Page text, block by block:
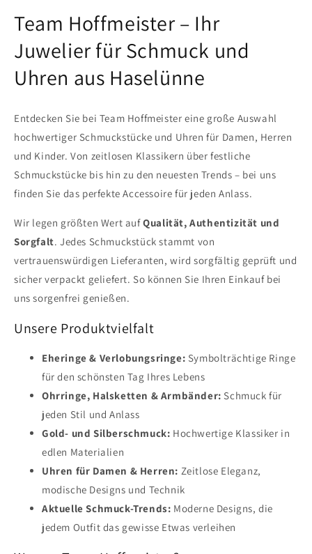
Team Hoffmeister – Ihr
Juwelier für Schmuck und
Uhren aus Haselünne
Entdecken Sie bei Team Hoffmeister eine große Auswahl
hochwertiger Schmuckstücke und Uhren für Damen, Herren
und Kinder. Von zeitlosen Klassikern über festliche
Schmuckstücke bis hin zu den neuesten Trends – bei uns
finden Sie das perfekte Accessoire für jeden Anlass.
Wir legen größten Wert aufQualität, Authentizität und
Sorgfalt. Jedes Schmuckstück stammt von
vertrauenswürdigen Lieferanten, wird sorgfältig geprüft und
sicher verpackt geliefert. So können Sie Ihren Einkauf bei
uns sorgenfrei genießen.
Unsere Produktvielfalt
Eheringe & Verlobungsringe: Symbolträchtige Ringe
für den schönsten Tag Ihres Lebens
Ohrringe, Halsketten & Armbänder: Schmuck für
jeden Stil und Anlass
Gold- und Silberschmuck: Hochwertige Klassiker in
edlen Materialien
Uhren für Damen & Herren: Zeitlose Eleganz,
modische Designs und Technik
Aktuelle Schmuck-Trends: Moderne Designs, die
jedem Outfit das gewisse Etwas verleihen